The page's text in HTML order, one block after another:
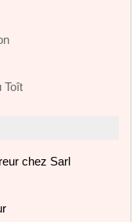
Toît
chez Sarl